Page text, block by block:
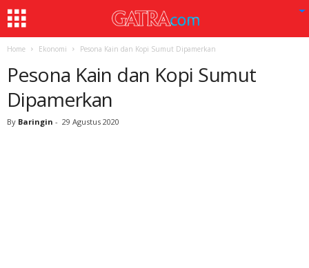
Home Ekonomi Pesona Kain dan Kopi Sumut Dipamerkan
Pesona Kain dan Kopi Sumut
Dipamerkan
By Baringin - 29 Agustus 2020